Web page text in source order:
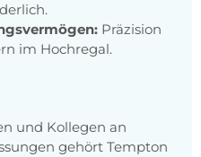
Präzision
im Hochregal.
und Kollegen an
gehört Tempton